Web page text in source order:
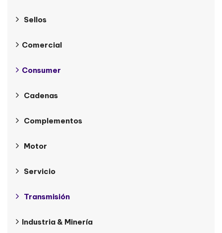
Sellos
Comercial
Consumer
Cadenas
Complementos
Motor
Servicio
Transmisión
Industria & Minería